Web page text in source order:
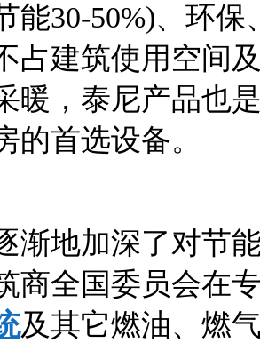
能30-50%)、环
占建筑使用空间
暖，泰尼产品也
的首选设备。
渐地加深了对节
商全国委员会在
及其它燃油、燃